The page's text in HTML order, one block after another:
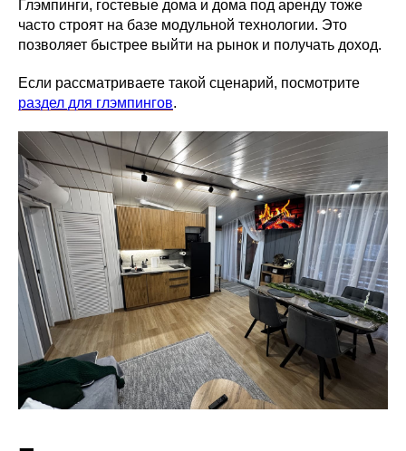
Глэмпинги, гостевые дома и дома под аренду тоже
часто строят на базе модульной технологии. Это
позволяет быстрее выйти на рынок и получать доход.
Если рассматриваете такой сценарий, посмотрите
раздел для глэмпингов.